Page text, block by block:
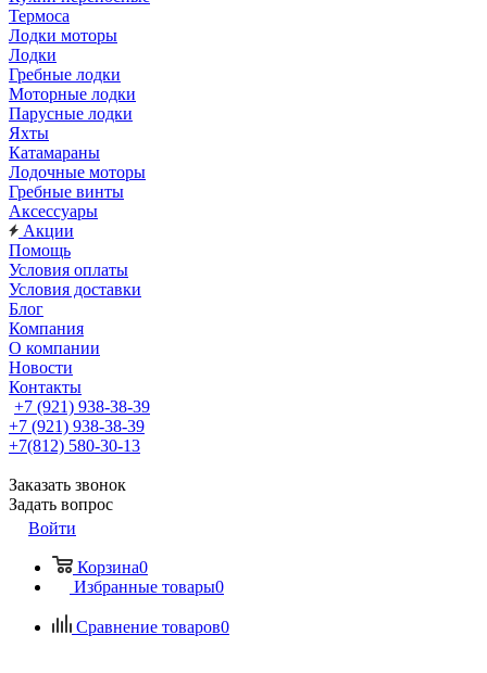
Термоса
Лодки моторы
Лодки
Гребные лодки
Моторные лодки
Парусные лодки
Яхты
Катамараны
Лодочные моторы
Гребные винты
Аксессуары
Акции
Помощь
Условия оплаты
Условия доставки
Блог
Компания
О компании
Новости
Контакты
+7 (921) 938-38-39
+7 (921) 938-38-39
+7(812) 580-30-13
Заказать звонок
Задать вопрос
Войти
Корзина0
Избранные товары0
Сравнение товаров0